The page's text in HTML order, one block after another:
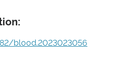
blood.2023023056